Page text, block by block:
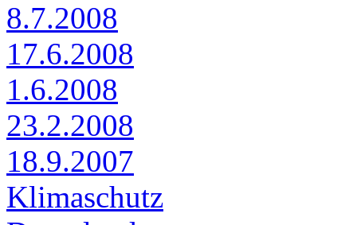
8.7.2008
17.6.2008
1.6.2008
23.2.2008
18.9.2007
Klimaschutz